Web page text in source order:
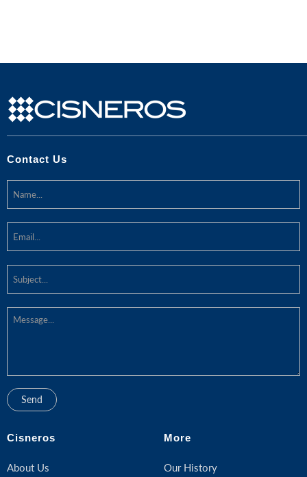
Contact Us
Cisneros
About Us
More
Our History